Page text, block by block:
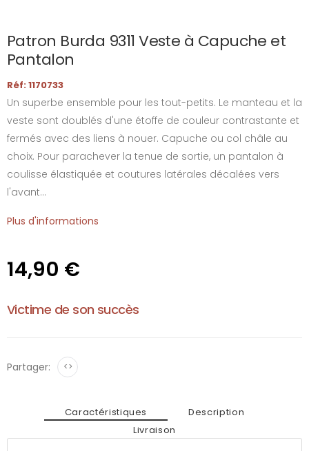
Patron Burda 9311 Veste à Capuche et
Pantalon
Réf: 1170733
Un superbe ensemble pour les tout-petits. Le manteau et la
veste sont doublés d'une étoffe de couleur contrastante et
fermés avec des liens à nouer. Capuche ou col châle au
choix. Pour parachever la tenue de sortie, un pantalon à
coulisse élastiquée et coutures latérales décalées vers
l'avant...
Plus d'informations
14,90 €
Victime de son succès
Partager: <>
Caractéristiques
Description
Livraison